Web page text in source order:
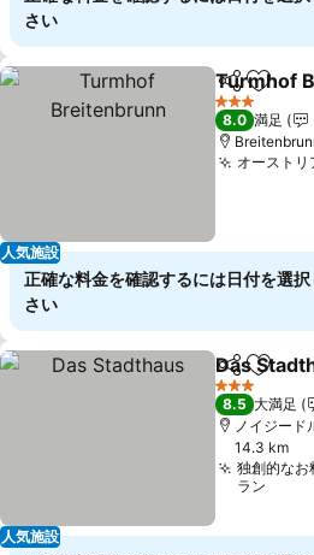
さい
人気施設
シェアお気
Turmhof
3 ホテルのラン
8.0 満足
オーストリ
正確な料金を確認するには日付を選
さい
人気施設
シェアお気
Das
3 ホテルのラン
8.5 大満足
ノイジード
14.3 km
独創的なお
ラン